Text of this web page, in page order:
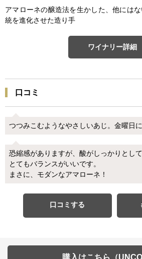
アマローネの醸造法を生かした、他には
統を進化させた造り手
ワイナリー詳細
口コミ
つつみこむようなやさしいあじ。金曜日に
恐縮感がありますが、酸がしっかりとし
とてもバランスがいいです。
まさに、モダンなアマローネ！
口コミする
購入はこちら（